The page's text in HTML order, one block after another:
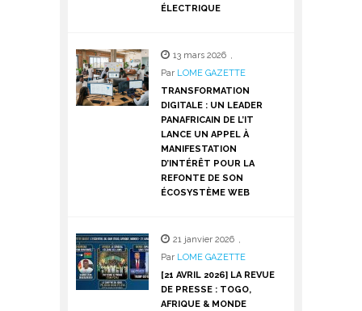
ÉLECTRIQUE
13 mars 2026 ,
Par LOME GAZETTE
TRANSFORMATION
DIGITALE : UN LEADER
PANAFRICAIN DE L’IT
LANCE UN APPEL À
MANIFESTATION
D’INTÉRÊT POUR LA
REFONTE DE SON
ÉCOSYSTÈME WEB
21 janvier 2026 ,
Par LOME GAZETTE
[21 AVRIL 2026] LA REVUE
DE PRESSE : TOGO,
AFRIQUE & MONDE